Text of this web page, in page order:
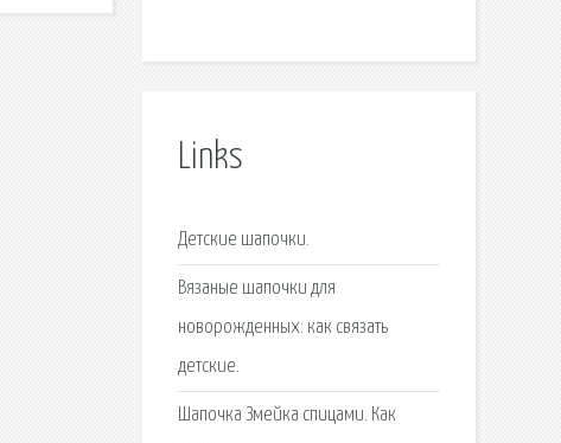
Links
Детские шапочки.
Вязаные шапочки для
новорожденных: как связать
детские.
Шапочка Змейка спицами. Как